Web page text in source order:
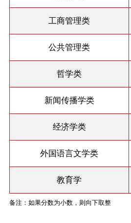
工商管理类
公共管理类
哲学类
新闻传播学类
经济学类
外国语言文学类
教育学
备注：如果分数为小数，则向下取整